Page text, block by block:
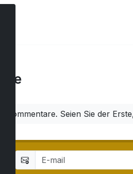
Kommentare. Seien Sie der